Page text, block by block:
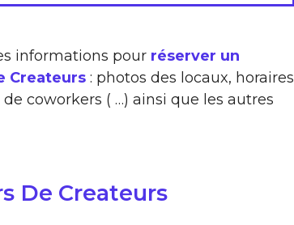
informations pour réserver un
Createurs : photos des locaux, horaires
coworkers ( …) ainsi que les autres
De Createurs